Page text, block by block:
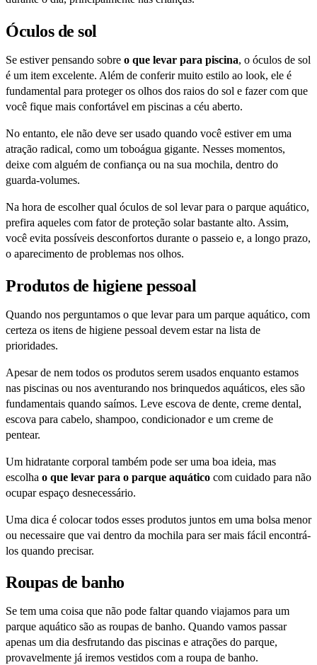
Óculos de sol
Se estiver pensando sobre o que levar para piscina, o óculos de sol
é um item excelente. Além de conferir muito estilo ao look, ele é
fundamental para proteger os olhos dos raios do sol e fazer com que
você fique mais confortável em piscinas a céu aberto.
No entanto, ele não deve ser usado quando você estiver em uma
atração radical, como um toboágua gigante. Nesses momentos,
deixe com alguém de confiança ou na sua mochila, dentro do
guarda-volumes.
Na hora de escolher qual óculos de sol levar para o parque aquático,
prefira aqueles com fator de proteção solar bastante alto. Assim,
você evita possíveis desconfortos durante o passeio e, a longo prazo,
o aparecimento de problemas nos olhos.
Produtos de higiene pessoal
Quando nos perguntamos o que levar para um parque aquático, com
certeza os itens de higiene pessoal devem estar na lista de
prioridades.
Apesar de nem todos os produtos serem usados enquanto estamos
nas piscinas ou nos aventurando nos brinquedos aquáticos, eles são
fundamentais quando saímos. Leve escova de dente, creme dental,
escova para cabelo, shampoo, condicionador e um creme de
pentear.
Um hidratante corporal também pode ser uma boa ideia, mas
escolha o que levar para o parque aquático com cuidado para não
ocupar espaço desnecessário.
Uma dica é colocar todos esses produtos juntos em uma bolsa menor
ou necessaire que vai dentro da mochila para ser mais fácil encontrá-
los quando precisar.
Roupas de banho
Se tem uma coisa que não pode faltar quando viajamos para um
parque aquático são as roupas de banho. Quando vamos passar
apenas um dia desfrutando das piscinas e atrações do parque,
provavelmente já iremos vestidos com a roupa de banho.